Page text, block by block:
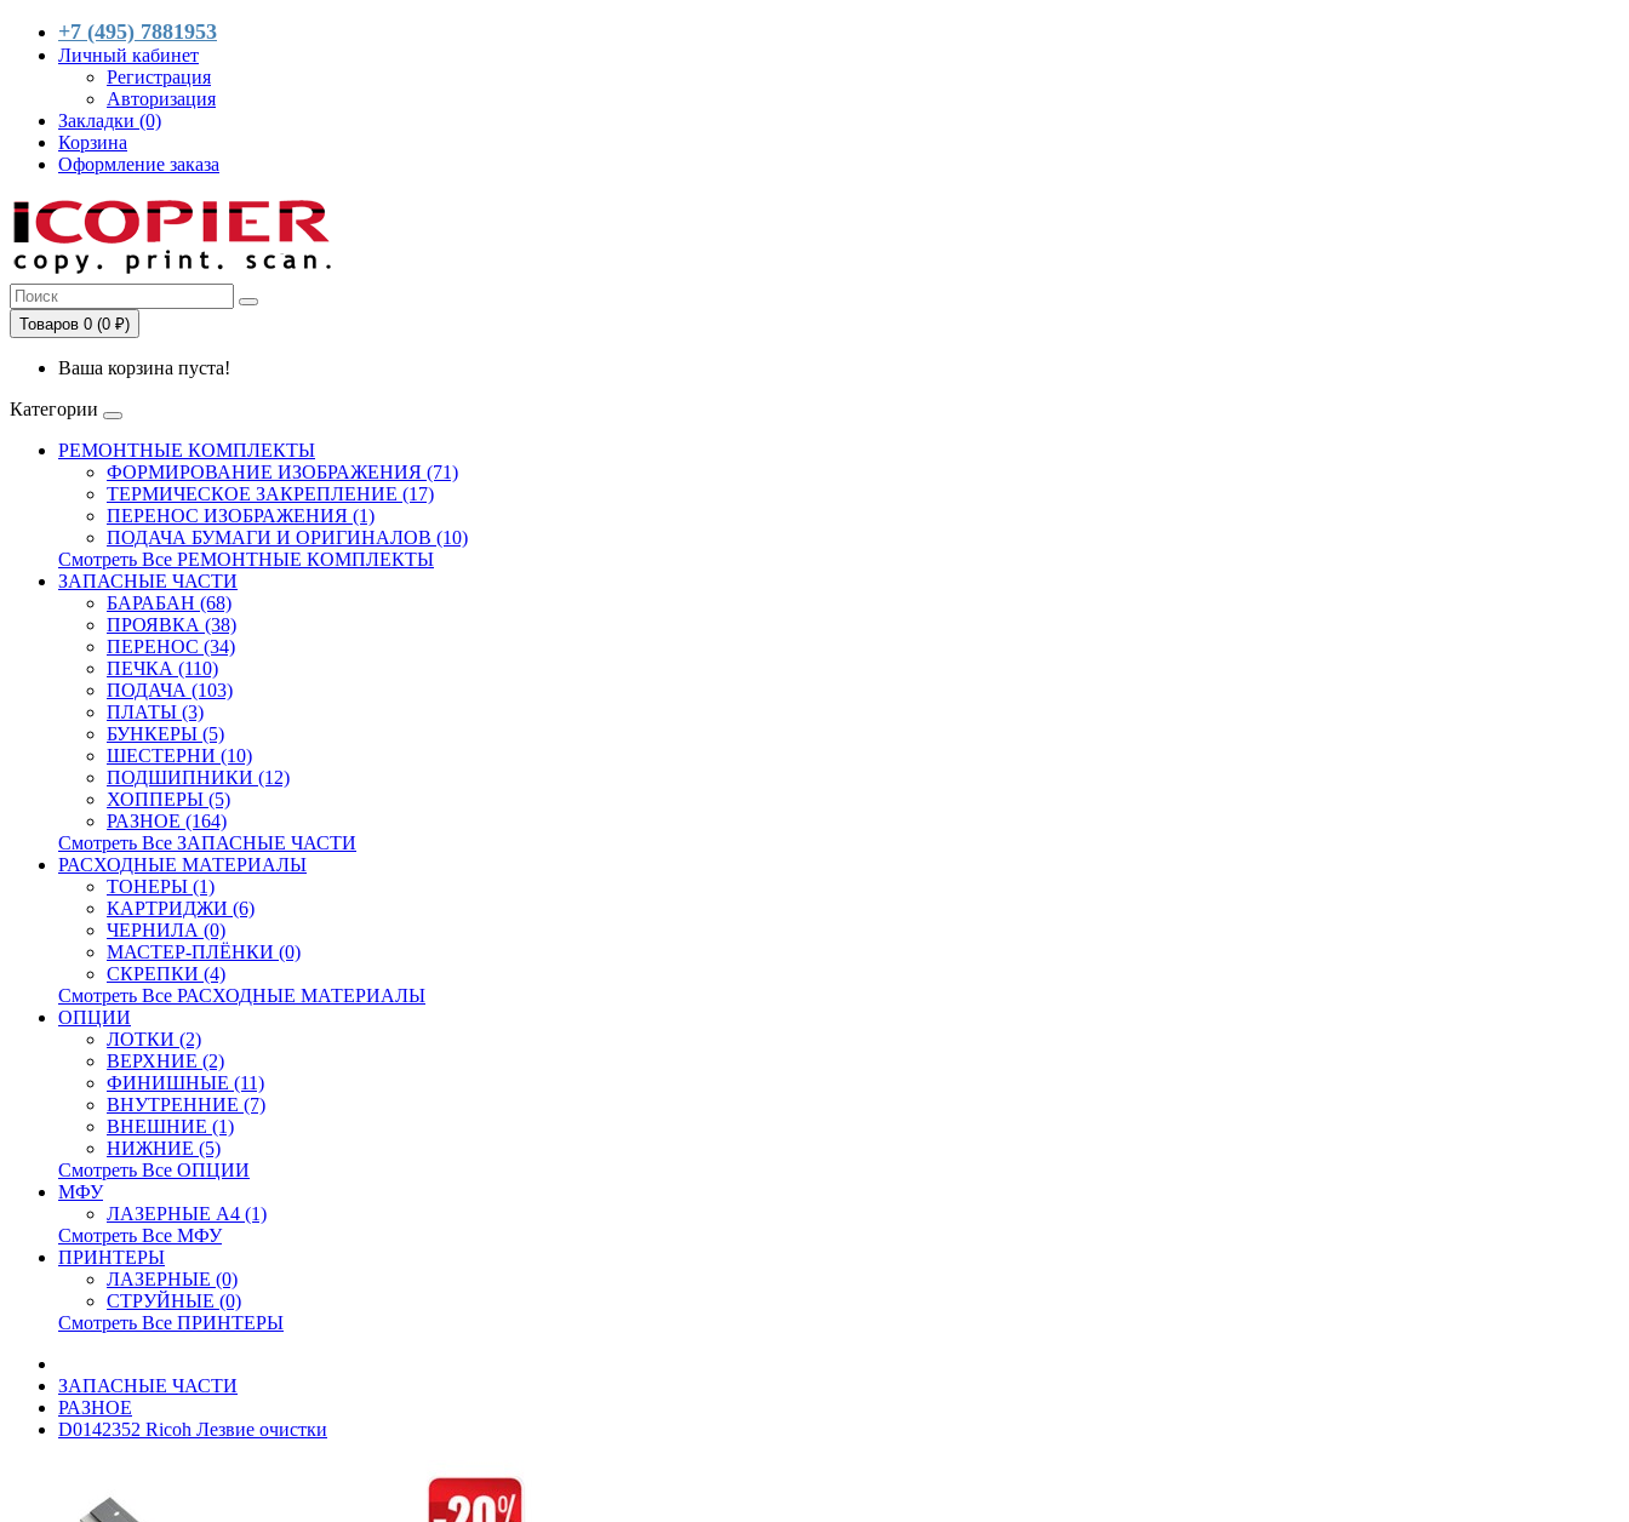
+7 (495) 7881953
Личный кабинет
Регистрация
Авторизация
Закладки (0)
Корзина
Оформление заказа
Товаров 0 (0 ₽)
Ваша корзина пуста!
Категории
РЕМОНТНЫЕ КОМПЛЕКТЫ
ФОРМИРОВАНИЕ ИЗОБРАЖЕНИЯ (71)
ТЕРМИЧЕСКОЕ ЗАКРЕПЛЕНИЕ (17)
ПЕРЕНОС ИЗОБРАЖЕНИЯ (1)
ПОДАЧА БУМАГИ И ОРИГИНАЛОВ (10)
Смотреть Все РЕМОНТНЫЕ КОМПЛЕКТЫ
ЗАПАСНЫЕ ЧАСТИ
БАРАБАН (68)
ПРОЯВКА (38)
ПЕРЕНОС (34)
ПЕЧКА (110)
ПОДАЧА (103)
ПЛАТЫ (3)
БУНКЕРЫ (5)
ШЕСТЕРНИ (10)
ПОДШИПНИКИ (12)
ХОППЕРЫ (5)
РАЗНОЕ (164)
Смотреть Все ЗАПАСНЫЕ ЧАСТИ
РАСХОДНЫЕ МАТЕРИАЛЫ
ТОНЕРЫ (1)
КАРТРИДЖИ (6)
ЧЕРНИЛА (0)
МАСТЕР-ПЛЁНКИ (0)
СКРЕПКИ (4)
Смотреть Все РАСХОДНЫЕ МАТЕРИАЛЫ
ОПЦИИ
ЛОТКИ (2)
ВЕРХНИЕ (2)
ФИНИШНЫЕ (11)
ВНУТРЕННИЕ (7)
ВНЕШНИЕ (1)
НИЖНИЕ (5)
Смотреть Все ОПЦИИ
МФУ
ЛАЗЕРНЫЕ A4 (1)
Смотреть Все МФУ
ПРИНТЕРЫ
ЛАЗЕРНЫЕ (0)
СТРУЙНЫЕ (0)
Смотреть Все ПРИНТЕРЫ
ЗАПАСНЫЕ ЧАСТИ
РАЗНОЕ
D0142352 Ricoh Лезвие очистки